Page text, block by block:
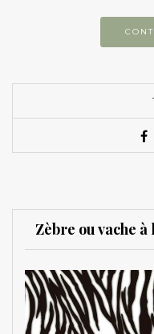
Zèbre ou vache